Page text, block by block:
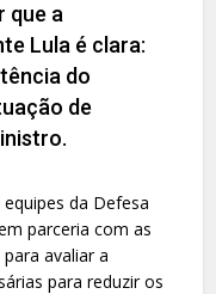
que a
Lula é clara:
do
de
da Defesa
parceria com as
avaliar a
para reduzir os